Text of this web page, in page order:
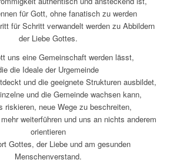
für Gott, ohne fanatisch zu werden
für Schritt verwandelt werden zu Abbildern
der Liebe Gottes.
uns eine Gemeinschaft werden lässt,
die Ideale der Urgemeinde
und die geeignete Strukturen ausbildet,
und die Gemeinde wachsen kann,
riskieren, neue Wege zu beschreiten,
weiterführen und uns an nichts anderem
orientieren
Gottes, der Liebe und am gesunden
Menschenverstand.